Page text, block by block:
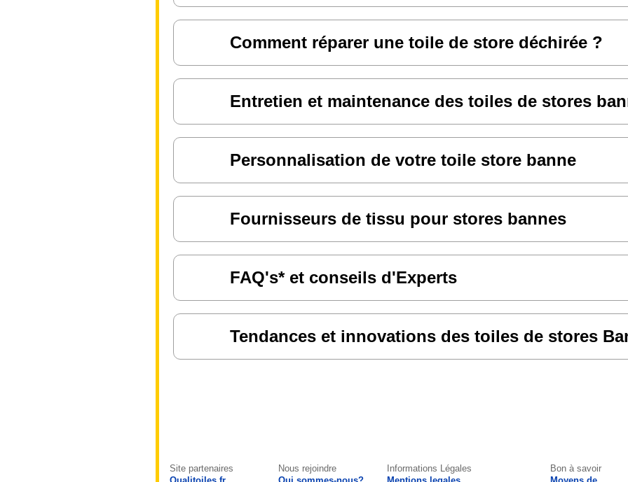
Comment réparer une toile de store déchirée ?
Entretien et maintenance des toiles de stores
Personnalisation de votre toile store banne
Fournisseurs de tissu pour stores bannes
FAQ's* et conseils d'Experts
Tendances et innovations des toiles de stores
Site partenaires
Nous rejoindre
Informations Légales
Bon à savoir